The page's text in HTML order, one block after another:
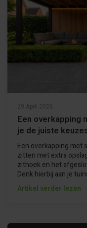
29 April 2026
Een overkapping
je de juiste
Een overkapping met
zitten met extra
zithoek en het
Denk hierbij aan je
Artikel verder lezen